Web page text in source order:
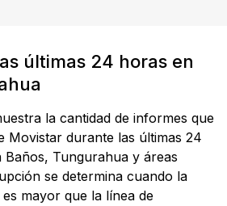
últimas 24 horas en
la cantidad de informes que
Movistar durante las últimas 24
Tungurahua y áreas
se determina cuando la
mayor que la línea de